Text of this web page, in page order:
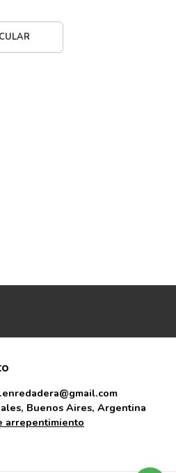
Buenos Aires, Argentina
arrepentimiento